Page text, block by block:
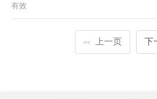
有效
<< 上一页 下